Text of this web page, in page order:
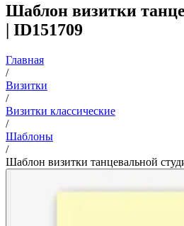
Шаблон визитки
| ID151709
Главная
/
Визитки
/
Визитки классические
/
Шаблоны
/
Шаблон визитки танцевальной